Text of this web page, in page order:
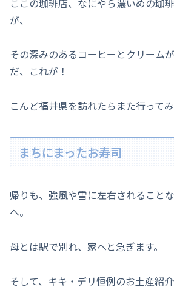
が、
その深みのあるコーヒーとクリーム
だ、これが！
こんど福井県を訪れたらまた行って
まちにまったお寿司
帰りも、強風や雪に左右されること
へ。
母とは駅で別れ、家へと急ぎます。
そして、キキ・デリ恒例のお土産紹介